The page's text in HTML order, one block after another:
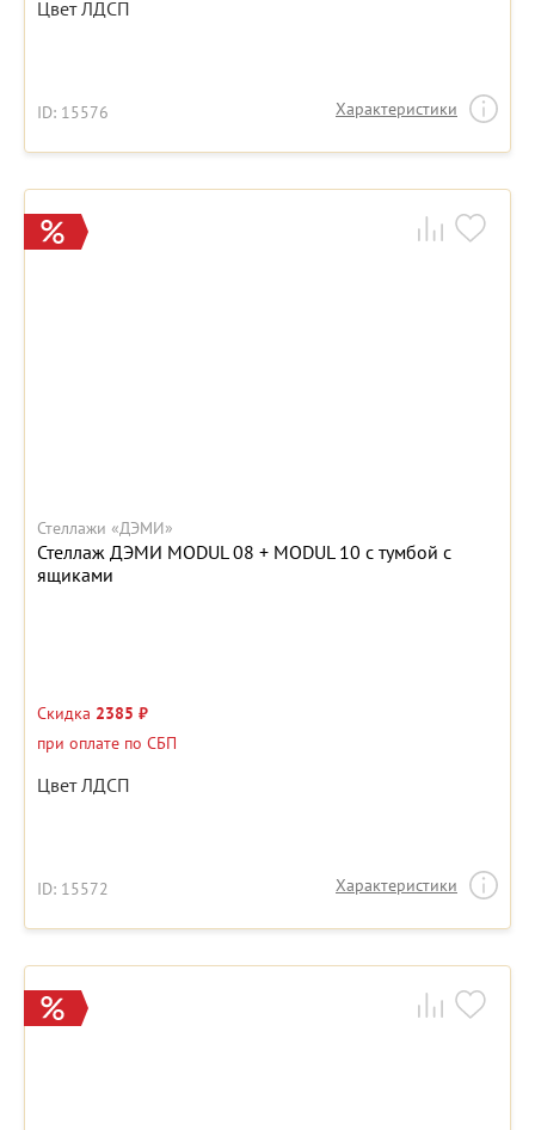
Цвет ЛДСП
ID: 15576 Характеристики
Стеллажи «ДЭМИ»
Стеллаж ДЭМИ MODUL 08 + MODUL 10 с тумбой с
ящиками
Скидка 2385 ₽
при оплате по СБП
Цвет ЛДСП
ID: 15572 Характеристики